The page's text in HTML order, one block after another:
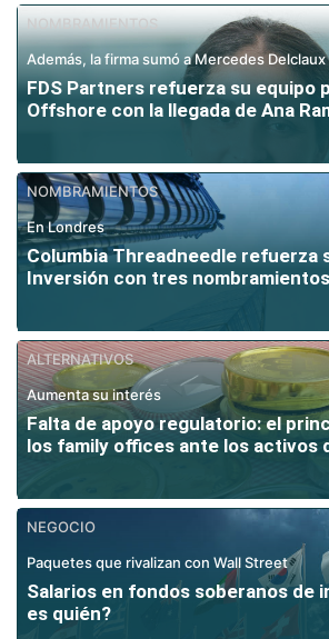
NOMBRAMIENTOS
Además, la firma sumó a Mercedes
FDS Partners refuerza su equipo
Offshore con la llegada de Ana
NOMBRAMIENTOS
En Londres
Columbia Threadneedle refuerza
Inversión con tres nombramientos
ALTERNATIVOS
Aumenta su interés
Falta de apoyo regulatorio: el
los family offices ante los activos
NEGOCIO
Paquetes que rivalizan con Wall Street
Salarios en fondos soberanos de
es quién?